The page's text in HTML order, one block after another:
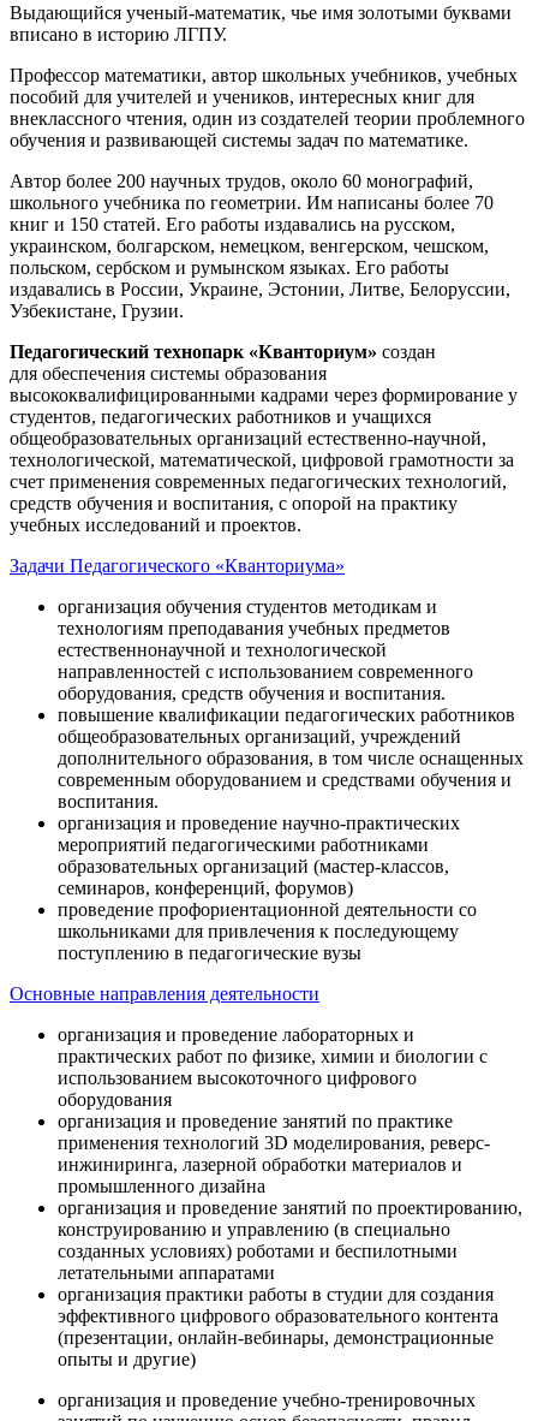
Выдающийся ученый-математик, чье имя золотыми буквами
вписано в историю ЛГПУ.
Профессор математики, автор школьных учебников, учебных
пособий для учителей и учеников, интересных книг для
внеклассного чтения, один из создателей теории проблемного
обучения и развивающей системы задач по математике.
Автор более 200 научных трудов, около 60 монографий,
школьного учебника по геометрии. Им написаны более 70
книг и 150 статей. Его работы издавались на русском,
украинском, болгарском, немецком, венгерском, чешском,
польском, сербском и румынском языках. Его работы
издавались в России, Украине, Эстонии, Литве, Белоруссии,
Узбекистане, Грузии.
Педагогический технопарк «Кванториум» создан
для обеспечения системы образования
высококвалифицированными кадрами через формирование у
студентов, педагогических работников и учащихся
общеобразовательных организаций естественно-научной,
технологической, математической, цифровой грамотности за
счет применения современных педагогических технологий,
средств обучения и воспитания, с опорой на практику
учебных исследований и проектов.
Задачи Педагогического «Кванториума»
организация обучения студентов методикам и
технологиям преподавания учебных предметов
естественнонаучной и технологической
направленностей с использованием современного
оборудования, средств обучения и воспитания.
повышение квалификации педагогических работников
общеобразовательных организаций, учреждений
дополнительного образования, в том числе оснащенных
современным оборудованием и средствами обучения и
воспитания.
организация и проведение научно-практических
мероприятий педагогическими работниками
образовательных организаций (мастер-классов,
семинаров, конференций, форумов)
проведение профориентационной деятельности со
школьниками для привлечения к последующему
поступлению в педагогические вузы
Основные направления деятельности
организация и проведение лабораторных и
практических работ по физике, химии и биологии с
использованием высокоточного цифрового
оборудования
организация и проведение занятий по практике
применения технологий 3D моделирования, реверс-
инжиниринга, лазерной обработки материалов и
промышленного дизайна
организация и проведение занятий по проектированию,
конструированию и управлению (в специально
созданных условиях) роботами и беспилотными
летательными аппаратами
организация практики работы в студии для создания
эффективного цифрового образовательного контента
(презентации, онлайн-вебинары, демонстрационные
опыты и другие)
организация и проведение учебно-тренировочных